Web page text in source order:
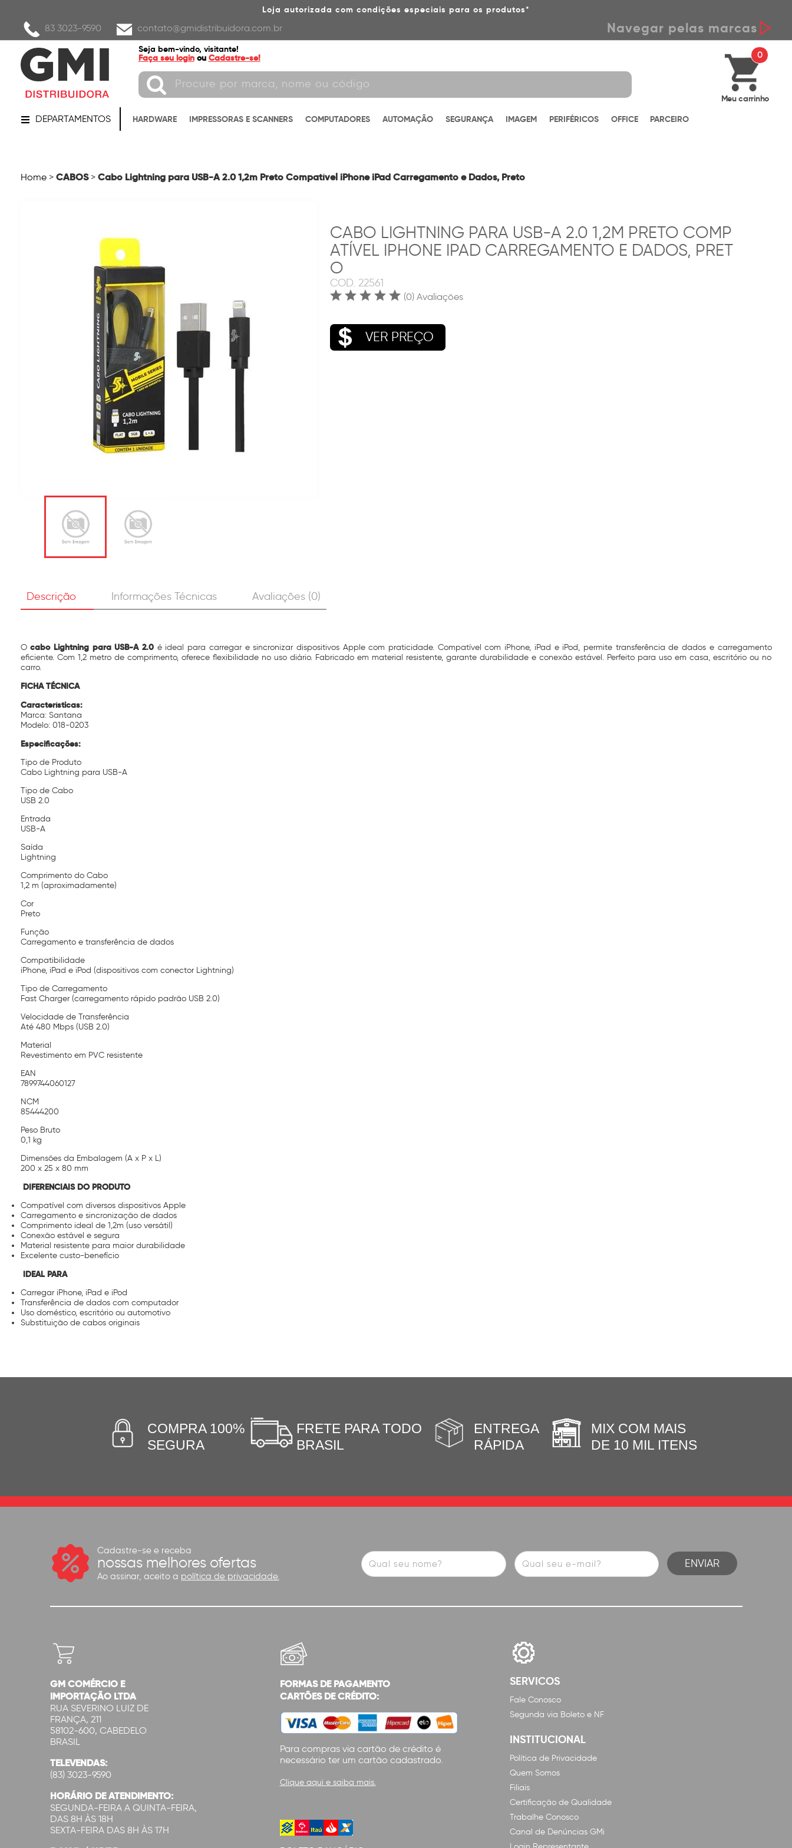
Loja autorizada com condições especiais para os produtos*
83 3023-9590 contato@gmidistribuidora.com.br Navegar pelas marcas
Seja bem-vindo, visitante!
Faça seu login ou Cadastre-se! 0
Meu carrinho
DEPARTAMENTOS HARDWARE IMPRESSORAS E SCANNERS COMPUTADORES AUTOMAÇÃO SEGURANÇA IMAGEM PERIFÉRICOS OFFICE PARCEIRO
Home > CABOS > Cabo Lightning para USB-A 2.0 1,2m Preto Compatível iPhone iPad Carregamento e Dados, Preto
CABO LIGHTNING PARA USB-A 2.0 1,2M PRETO COMP
ATÍVEL IPHONE IPAD CARREGAMENTO E DADOS, PRET
O
COD. 22561
(0) Avaliações
VER PREÇO
Descrição Informações Técnicas Avaliações (0)
Ocabo Lightning para USB-A 2.0 é ideal para carregar e sincronizar dispositivos Apple com praticidade. Compatível com iPhone, iPad e iPod, permite transferência de dados e carregamento
eficiente. Com 1,2 metro de comprimento, oferece flexibilidade no uso diário. Fabricado em material resistente, garante durabilidade e conexão estável. Perfeito para uso em casa, escritório ou no
carro.
FICHA TÉCNICA
Características:
Marca: Santana
Modelo: 018-0203
Especificações:
Tipo de Produto
Cabo Lightning para USB-A
Tipo de Cabo
USB 2.0
Entrada
USB-A
Saída
Lightning
Comprimento do Cabo
1,2 m (aproximadamente)
Cor
Preto
Função
Carregamento e transferência de dados
Compatibilidade
iPhone, iPad e iPod (dispositivos com conector Lightning)
Tipo de Carregamento
Fast Charger (carregamento rápido padrão USB 2.0)
Velocidade de Transferência
Até 480 Mbps (USB 2.0)
Material
Revestimento em PVC resistente
EAN
7899744060127
NCM
85444200
Peso Bruto
0,1 kg
Dimensões da Embalagem (A x P x L)
200 x 25 x 80 mm
DIFERENCIAIS DO PRODUTO
Compatível com diversos dispositivos Apple
Carregamento e sincronização de dados
Comprimento ideal de 1,2m (uso versátil)
Conexão estável e segura
Material resistente para maior durabilidade
Excelente custo-benefício
IDEAL PARA
Carregar iPhone, iPad e iPod
Transferência de dados com computador
Uso doméstico, escritório ou automotivo
Substituição de cabos originais
COMPRA 100%
SEGURA
FRETE PARA TODO
BRASIL
ENTREGA
RÁPIDA
MIX COM MAIS
DE 10 MIL ITENS
Cadastre-se e receba
nossas melhores ofertas
Ao assinar, aceito a política de privacidade.
GM COMÉRCIO E
IMPORTAÇÃO LTDA
RUA SEVERINO LUIZ DE
FRANÇA, 211
58102-600, CABEDELO
BRASIL
TELEVENDAS:
(83) 3023-9590
HORÁRIO DE ATENDIMENTO:
SEGUNDA-FEIRA A QUINTA-FEIRA,
DAS 8H ÀS 18H
SEXTA-FEIRA DAS 8H ÀS 17H
FORMAS DE PAGAMENTO
CARTÕES DE CRÉDITO:
Para compras via cartão de crédito é
necessário ter um cartão cadastrado.
Clique aqui e saiba mais.
SERVICOS
Fale Conosco
Segunda via Boleto e NF
INSTITUCIONAL
Política de Privacidade
Quem Somos
Filiais
Certificação de Qualidade
Trabalhe Conosco
Canal de Denúncias GMi